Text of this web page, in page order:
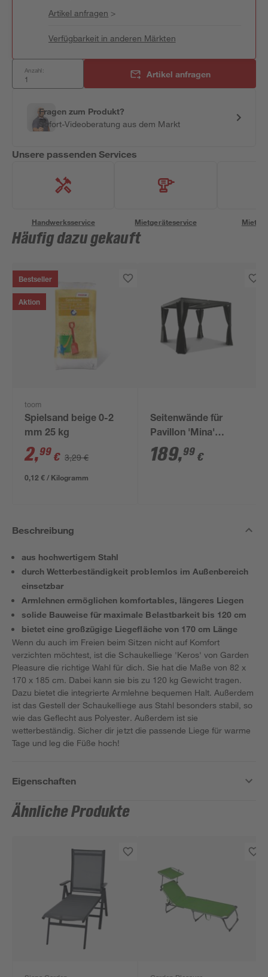
Artikel anfragen >
Verfügbarkeit in anderen Märkten
Anzahl: Artikel anfragen
Fragen zum Produkt?
Sofort-Videoberatung aus dem Markt
Unsere passenden Services
Handwerksservice Mietgeräteservice
Häufig dazu gekauft
Bestseller
Aktion
toom
Spielsand beige 0-2
mm 25 kg
2,99 € 3,29 €
0,12 € / Kilogramm
Seitenwände für
Pavillon 'Mina'
schwarz 4er-Set
189,99 €
Beschreibung
aus hochwertigem Stahl
durch Wetterbeständigkeit problemlos im Außenbereich
einsetzbar
Armlehnen ermöglichen komfortables, längeres Liegen
solide Bauweise für maximale Belastbarkeit bis 120 cm
bietet eine großzügige Liegefläche von 170 cm Länge
Wenn du auch im Freien beim Sitzen nicht auf Komfort
verzichten möchtest, ist die Schaukelliege 'Keros' von Garden
Pleasure die richtige Wahl für dich. Sie hat die Maße von 82 x
170 x 185 cm. Dabei kann sie bis zu 120 kg Gewicht tragen.
Dazu bietet die integrierte Armlehne bequemen Halt. Außerdem
ist das Gestell der Schaukelliege aus Stahl besonders stabil, so
wie das Geflecht aus Polyester. Außerdem ist sie
wetterbeständig. Sicher dir jetzt die passende Liege für warme
Tage und leg die Füße hoch!
Eigenschaften
Ähnliche Produkte